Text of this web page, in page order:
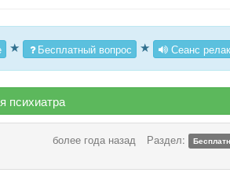
★ Бесплатный вопрос ★ Сеанс
психиатра
более года назад Раздел: